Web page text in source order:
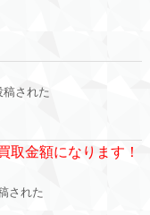
稿された
金額になります！
された